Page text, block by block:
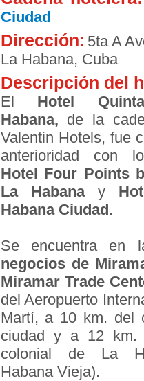
Ciudad
Dirección: 5ta A
La Habana, Cuba
Descripción del
El Hotel
Habana, de la
Valentin Hotels, fue
anterioridad con
Hotel Four Points
La Habanay
Habana Ciudad.
Se encuentra
negocios de
Miramar Trade
del Aeropuerto
Martí, a 10 km. del
ciudad y a 12 km.
colonial de La
Habana Vieja).